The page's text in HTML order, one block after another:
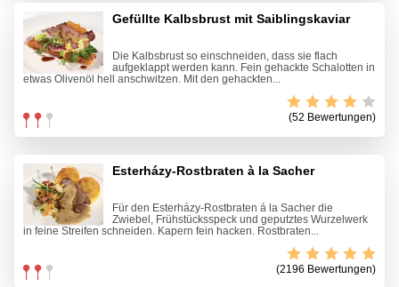
Gefüllte Kalbsbrust mit Saiblingskaviar
Die Kalbsbrust so einschneiden, dass sie flach
aufgeklappt werden kann. Fein gehackte Schalotten in
etwas Olivenöl hell anschwitzen. Mit den gehackten...
(52 Bewertungen)
Esterházy-Rostbraten à la Sacher
Für den Esterházy-Rostbraten á la Sacher die
Zwiebel, Frühstücksspeck und geputztes Wurzelwerk
in feine Streifen schneiden. Kapern fein hacken. Rostbraten...
(2196 Bewertungen)